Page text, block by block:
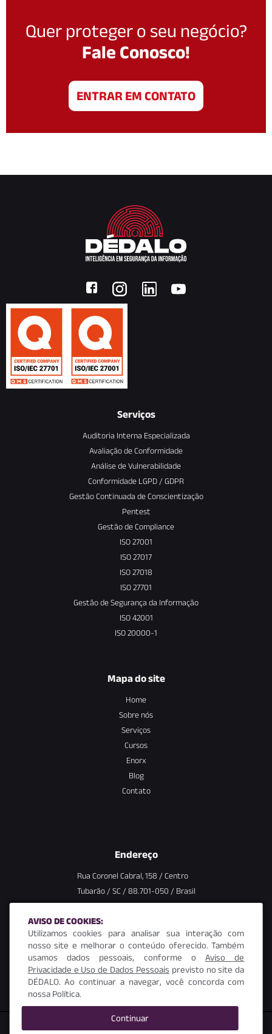
Quer proteger o seu negócio?
Fale Conosco!
ENTRAR EM CONTATO
Serviços
Auditoria Interna Especializada
Avaliação de Conformidade
Análise de Vulnerabilidade
Conformidade LGPD / GDPR
Gestão Continuada de Conscientização
Pentest
Gestão de Compliance
ISO 27001
ISO 27017
ISO 27018
ISO 27701
Gestão de Segurança da Informação
ISO 42001
ISO 20000-1
Mapa do site
Home
Sobre nós
Serviços
Cursos
Enorx
Blog
Contato
Endereço
Rua Coronel Cabral, 158 / Centro
Tubarão / SC / 88.701-050 / Brasil
Fale conosco
+55 (48) 3052-8500
contato@dedalosecurity.com.br
AVISO DE COOKIES:
Utilizamos cookies para analisar sua interação com
nosso site e melhorar o conteúdo oferecido. Também
usamos dados pessoais, conforme oAviso de
Privacidade e Uso de Dados Pessoais previsto no site da
DÉDALO. Ao continuar a navegar, você concorda com
nossa Política.
Continuar